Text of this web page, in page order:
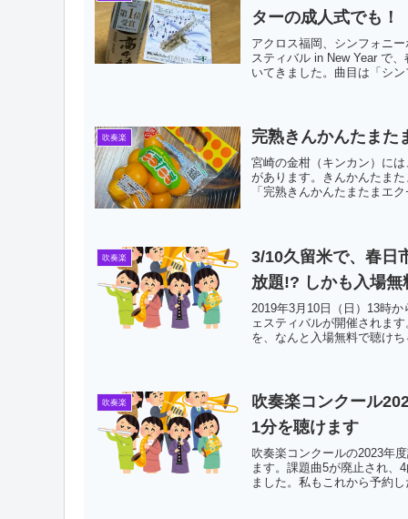
ターの成人式でも！
アクロス福岡、シンフォニ
スティバル in New Year で
いてきました。曲目は「シ
吹奏楽 完熟きんかんたまた
宮崎の金柑（キンカン）に
があります。きんかんたま
「完熟きんかんたまたまエ
吹奏楽
3/10久留米で、春日
放題!? しかも入場無
2019年3月10日（日）13時
ェスティバルが開催されま
を、なんと入場無料で聴け
吹奏楽
吹奏楽コンクール
1分を聴けます
吹奏楽コンクールの2023年
ます。課題曲5が廃止され、
ました。私もこれから予約